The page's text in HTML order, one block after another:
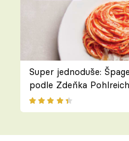
Super jednoduše:
podle Zdeňka